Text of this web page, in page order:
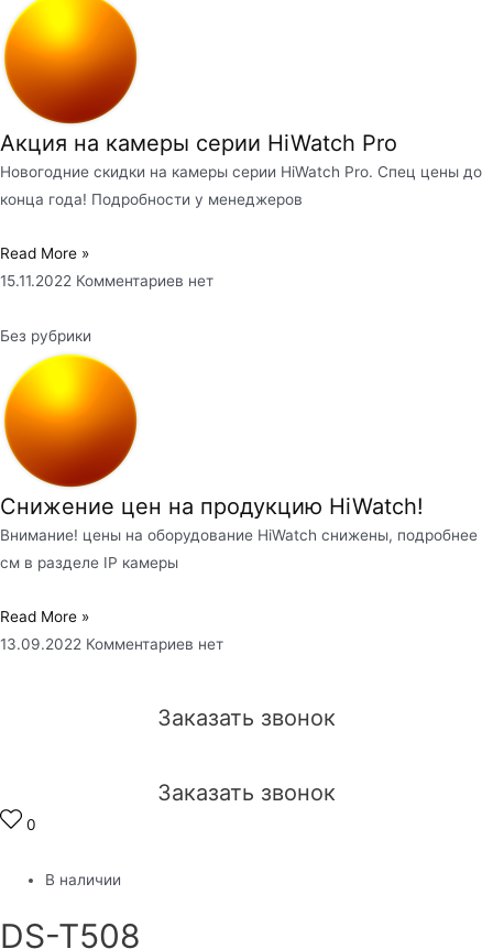
Акция на камеры серии HiWatch Pro
Новогодние скидки на камеры серии HiWatch Pro. Спец цены до
конца года! Подробности у менеджеров
Read More »
15.11.2022 Комментариев нет
Без рубрики
Снижение цен на продукцию HiWatch!
Внимание! цены на оборудование HiWatch снижены, подробнее
см в разделе IP камеры
Read More »
13.09.2022 Комментариев нет
Заказать звонок
Заказать звонок
0
В наличии
DS-T508